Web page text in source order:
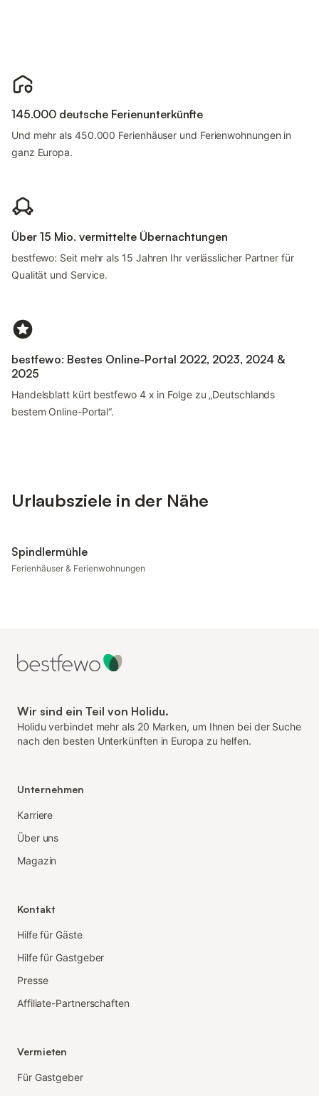
145.000 deutsche Ferienunterkünfte
Und mehr als 450.000 Ferienhäuser und Ferienwohnungen in
ganz Europa.
Über 15 Mio. vermittelte Übernachtungen
bestfewo: Seit mehr als 15 Jahren Ihr verlässlicher Partner für
Qualität und Service.
bestfewo: Bestes Online-Portal 2022, 2023, 2024 &
2025
Handelsblatt kürt bestfewo 4 x in Folge zu „Deutschlands
bestem Online-Portal“.
Urlaubsziele in der Nähe
Spindlermühle
Ferienhäuser & Ferienwohnungen
Wir sind ein Teil von Holidu.
Holidu verbindet mehr als 20 Marken, um Ihnen bei der Suche
nach den besten Unterkünften in Europa zu helfen.
Unternehmen
Karriere
Über uns
Magazin
Kontakt
Hilfe für Gäste
Hilfe für Gastgeber
Presse
Affiliate-Partnerschaften
Vermieten
Für Gastgeber